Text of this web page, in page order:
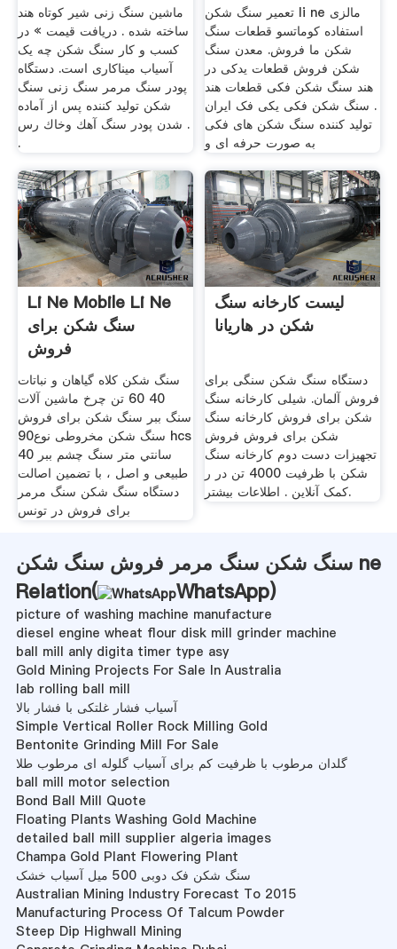
ماشین سنگ زنی شیر کوتاه هند
ساخته شده . دریافت قیمت » در
کسب و کار سنگ شکن چه یک
آسیاب میناکاری است. دستگاه
پودر سنگ مرمر سنگ زنی سنگ
شکن تولید کننده پس از آماده
شدن پودر سنگ آهك وخاك رس .
.
تعمیر سنگ شکن li ne مالزی
استفاده کوماتسو قطعات سنگ
شکن ما فروش. معدن سنگ
شکن فروش قطعات یدکی در
هند سنگ شکن فکی قطعات هند
. سنگ شکن فکی یکی فک ایران
تولید کننده سنگ شکن های فکی
به صورت حرفه ای و
Li Ne Mobile Li Ne
سنگ شکن برای
فروش
سنگ شکن کلاه گیاهان و نباتات
40 60 تن چرخ ماشین آلات
سنگ ببر سنگ شکن برای فروش
سنگ شکن مخروطی نوع90 hcs
40 سانتي متر سنگ چشم ببر
طبیعی و اصل ، با تضمین اصالت
دستگاه سنگ شکن سنگ مرمر
برای فروش در تونس
لیست کارخانه سنگ
شکن در هاریانا
دستگاه سنگ شکن سنگی برای
فروش آلمان. شیلی کارخانه سنگ
شکن برای فروش کارخانه سنگ
شکن برای فروش فروش
تجهیزات دست دوم کارخانه سنگ
شکن با ظرفیت 4000 تن در ر
کمک آنلاین . اطلاعات بیشتر.
سنگ شکن سنگ مرمر فروش سنگ شکن ne
Relation(
WhatsApp)
picture of washing machine manufacture
diesel engine wheat flour disk mill grinder machine
ball mill anly digita timer type asy
Gold Mining Projects For Sale In Australia
lab rolling ball mill
آسیاب فشار غلتکی با فشار بالا
Simple Vertical Roller Rock Milling Gold
Bentonite Grinding Mill For Sale
گلدان مرطوب با ظرفیت کم برای آسیاب گلوله ای مرطوب طلا
ball mill motor selection
Bond Ball Mill Quote
Floating Plants Washing Gold Machine
detailed ball mill supplier algeria images
Champa Gold Plant Flowering Plant
سنگ شکن فک دوبی 500 میل آسیاب خشک
Australian Mining Industry Forecast To 2015
Manufacturing Process Of Talcum Powder
Steep Dip Highwall Mining